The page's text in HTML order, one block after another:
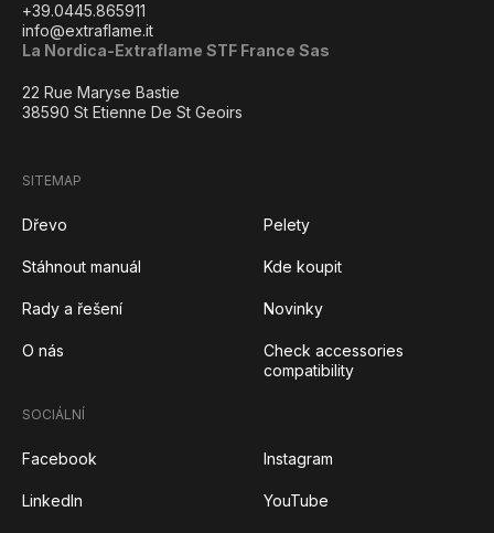
+39.0445.865911
info@extraflame.it
La Nordica-Extraflame STF France Sas
22 Rue Maryse Bastie
38590 St Etienne De St Geoirs
SITEMAP
Dřevo Pelety
Stáhnout manuál Kde koupit
Rady a řešení Novinky
O nás
Check accessories
compatibility
SOCIÁLNÍ
Facebook Instagram
LinkedIn YouTube